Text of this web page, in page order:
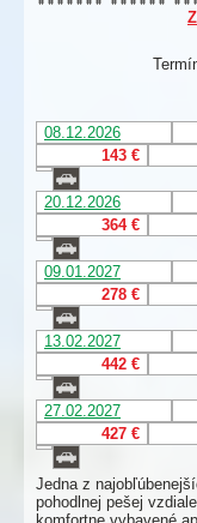
08.12.2026
143 €
20.12.2026
364 €
09.01.2027
278 €
13.02.2027
442 €
27.02.2027
427 €
Jedna z
pohodlnej pešej